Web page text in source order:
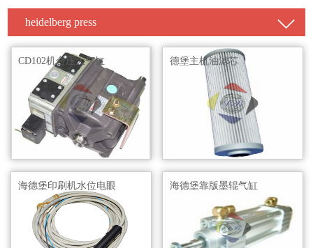
heidelberg press
CD102机合压大气缸 德堡主机油滤芯
海德堡印刷机水位电眼 海德堡靠版墨辊气缸